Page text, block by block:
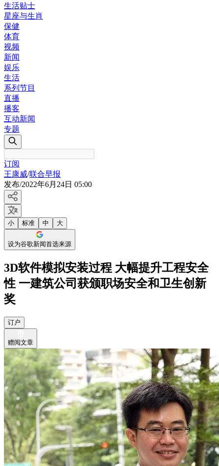
生活贴士
星座与生肖
保健
体育
视频
新闻
娱乐
生活
系列节目
直播
播客
互动新闻
专题
订阅
王康威/联合早报
发布/2022年6月24日 05:00
小 标准 中 大
设为谷歌新闻首选来源
3D软件模拟安装过程 大幅提升工程安全
性 一建筑公司获颁职场安全和卫生创新
奖
订户
赠阅文章